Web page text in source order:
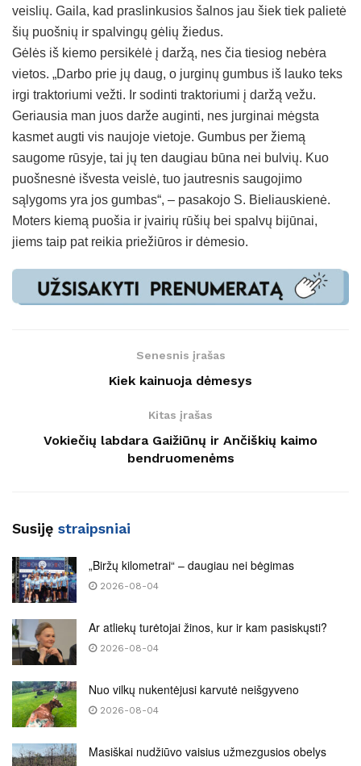
veislių. Gaila, kad praslinkusios šalnos jau šiek tiek palietė
šių puošnių ir spalvingų gėlių žiedus.
Gėlės iš kiemo persikėlė į daržą, nes čia tiesiog nebėra
vietos. „Darbo prie jų daug, o jurginų gumbus iš lauko teks
irgi traktoriumi vežti. Ir sodinti traktoriumi į daržą vežu.
Geriausia man juos darže auginti, nes jurginai mėgsta
kasmet augti vis naujoje vietoje. Gumbus per žiemą
saugome rūsyje, tai jų ten daugiau būna nei bulvių. Kuo
puošnesnė išvesta veislė, tuo jautresnis saugojimo
sąlygoms yra jos gumbas“, – pasakojo S. Bieliauskienė.
Moters kiemą puošia ir įvairių rūšių bei spalvų bijūnai,
jiems taip pat reikia priežiūros ir dėmesio.
Senesnis įrašas
Kiek kainuoja dėmesys
Kitas įrašas
Vokiečių labdara Gaižiūnų ir Ančiškių kaimo
bendruomenėms
Susiję straipsniai
„Biržų kilometrai“ – daugiau nei bėgimas
2026-08-04
Ar atliekų turėtojai žinos, kur ir kam pasiskųsti?
2026-08-04
Nuo vilkų nukentėjusi karvutė neišgyveno
2026-08-04
Masiškai nudžiūvo vaisius užmezgusios obelys